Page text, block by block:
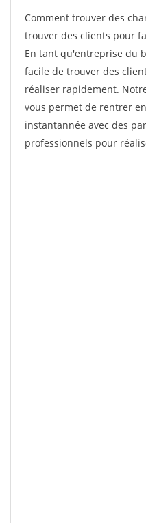
Comment trouver des
trouver des clients pour
En tant qu'entreprise du
facile de trouver des
réaliser rapidement.
vous permet de rentrer
instantannée avec des
professionnels pour